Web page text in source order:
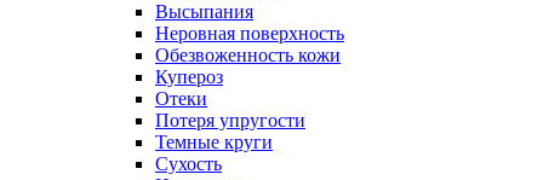
Высыпания
Неровная поверхность
Обезвоженность кожи
Купероз
Отеки
Потеря упругости
Темные круги
Сухость